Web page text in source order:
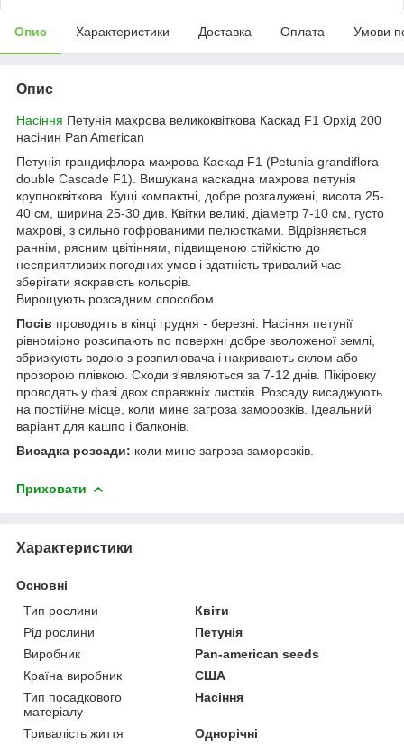
Опис Характеристики Доставка Оплата Умови
Опис
Насіння Петунія махрова великоквіткова Каскад F1 Орхід 200
насінин Pan American
Петунія грандифлора махрова Каскад F1 (Petunia grandiflora
double Cascade F1). Вишукана каскадна махрова петунія
крупноквіткова. Кущі компактні, добре розгалужені, висота 25-
40 см, ширина 25-30 див. Квітки великі, діаметр 7-10 см, густо
махрові, з сильно гофрованими пелюстками. Відрізняється
раннім, рясним цвітінням, підвищеною стійкістю до
несприятливих погодних умов і здатність тривалий час
зберігати яскравість кольорів.
Вирощують розсадним способом.
Посів проводять в кінці грудня - березні. Насіння петунії
рівномірно розсипають по поверхні добре зволоженої землі,
збризкують водою з розпилювача і накривають склом або
прозорою плівкою. Сходи з'являються за 7-12 днів. Пікіровку
проводять у фазі двох справжніх листків. Розсаду висаджують
на постійне місце, коли мине загроза заморозків. Ідеальний
варіант для кашпо і балконів.
Висадка розсади: коли мине загроза заморозків.
Приховати
Характеристики
Основні
Тип рослини
Квіти
Рід рослини
Петунія
Виробник
Pan-american seeds
Країна виробник
США
Тип посадкового
матеріалу
Насіння
Тривалість життя
Однорічні